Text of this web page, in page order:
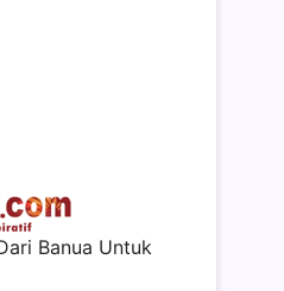
Banua Untuk